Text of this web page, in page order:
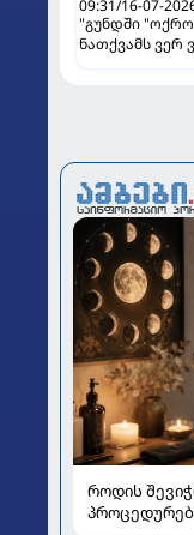
09:31/16-07-
"გუნდში
ნათქვამს ვერ
როდის